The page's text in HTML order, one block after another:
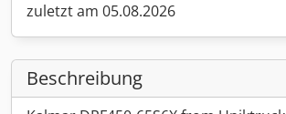
zuletzt am 05.08.2026
Beschreibung